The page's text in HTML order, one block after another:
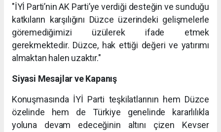
"İYİ Parti’nin AK Parti’ye verdiği desteğin ve sunduğu
katkıların karşılığını Düzce üzerindeki gelişmelerle
göremediğimizi üzülerek ifade etmek
gerekmektedir. Düzce, hak ettiği değeri ve yatırımı
almaktan halen uzaktır."
Siyasi Mesajlar ve Kapanış
Konuşmasında İYİ Parti teşkilatlarının hem Düzce
özelinde hem de Türkiye genelinde kararlılıkla
yoluna devam edeceğinin altını çizen Kevser